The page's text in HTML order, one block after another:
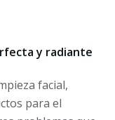
y radiante
facial,
para el